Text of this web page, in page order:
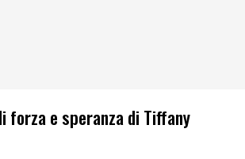
forza e speranza di Tiffany